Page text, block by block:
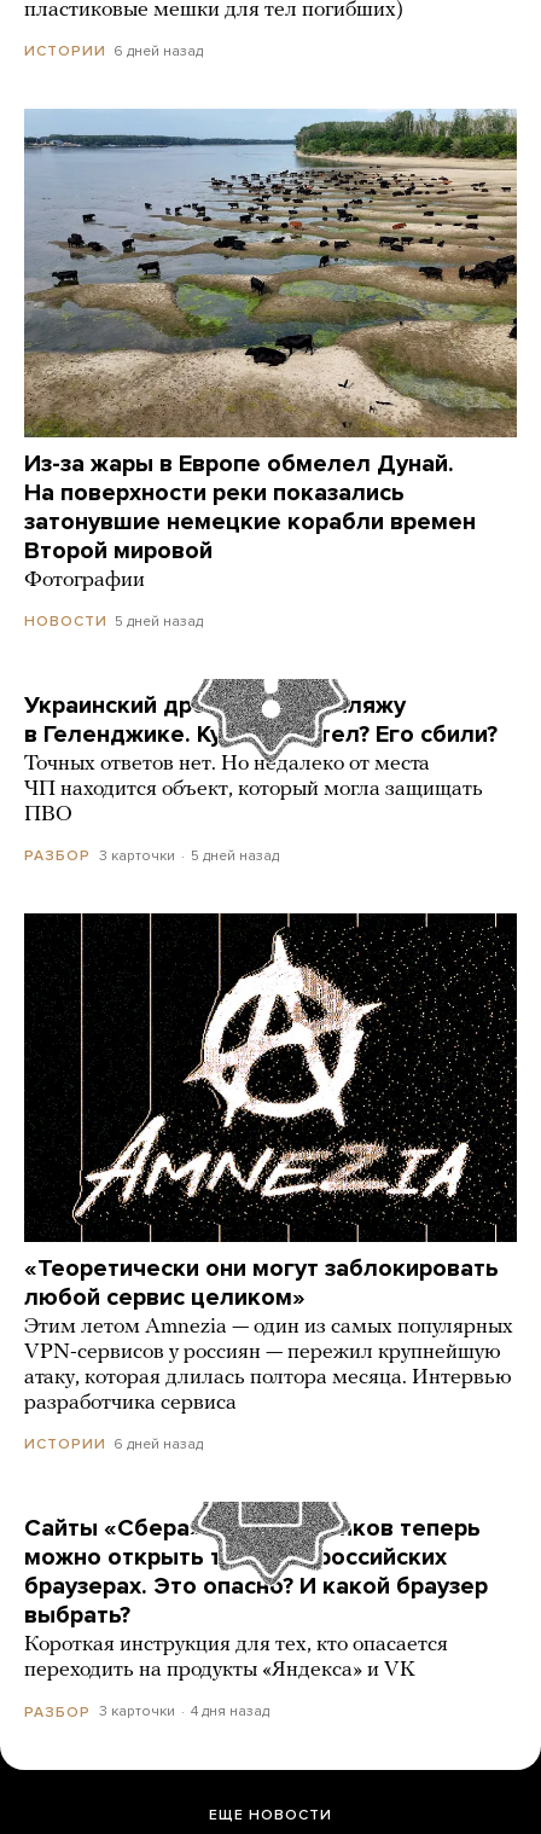
пластиковые мешки для тел погибших)
ИСТОРИИ 6 дней назад
Из-за жары в Европе обмелел Дунай.
На поверхности реки показались
затонувшие немецкие корабли времен
Второй мировой
Фотографии
НОВОСТИ 5 дней назад
Украинский дрон попал по пляжу
в Геленджике. Куда он летел? Его сбили?
Точных ответов нет. Но недалеко от места
ЧП находится объект, который могла защищать
ПВО
РАЗБОР 3 карточки 5 дней назад
«Теоретически они могут заблокировать
любой сервис целиком»
Этим летом Amnezia — один из самых популярных
VPN-сервисов у россиян — пережил крупнейшую
атаку, которая длилась полтора месяца. Интервью
разработчика сервиса
ИСТОРИИ 6 дней назад
Сайты «Сбера» и других банков теперь
можно открыть только в российских
браузерах. Это опасно? И какой браузер
выбрать?
Короткая инструкция для тех, кто опасается
переходить на продукты «Яндекса» и VK
РАЗБОР 3 карточки 4 дня назад
ЕЩЕ НОВОСТИ